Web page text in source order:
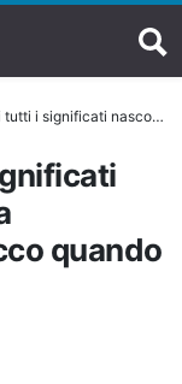
a questa coloratissima pianta: ecco quando dovresti regalarla
quando